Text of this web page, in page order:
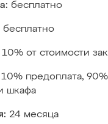
бесплатно
бесплатно
10% от стоимости
10% предоплата,
шкафа
24 месяца